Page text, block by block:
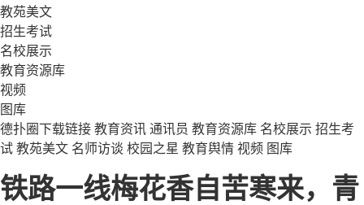
教苑美文
招生考试
名校展示
教育资源库
视频
图库
德扑圈下载链接 教育资讯 通讯员 教育资源库 名校展示 招生考
试 教苑美文 名师访谈 校园之星 教育舆情 视频 图库
铁路一线梅花香自苦寒来，青